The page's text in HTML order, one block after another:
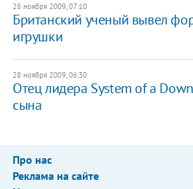
28 ноября 2009, 07:10
Британский ученый вывел
игрушки
28 ноября 2009, 06:30
Отец лидера System of a
сына
Про нас
Реклама на сайте